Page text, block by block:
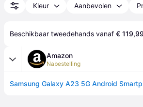
Kleur Aanbevolen
Beschikbaar tweedehands vanaf € 119,99
Amazon
Nabestelling